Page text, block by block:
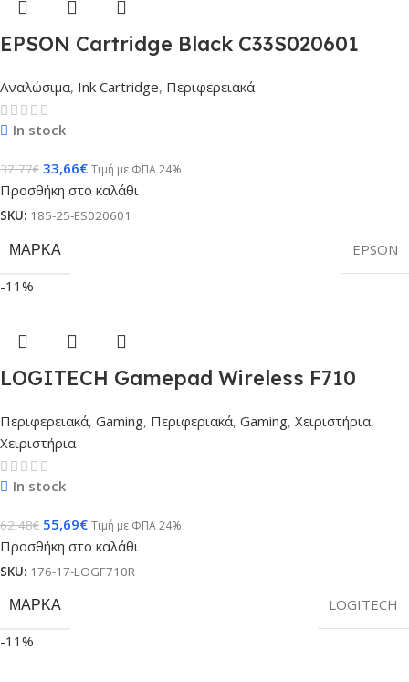
EPSON Cartridge Black C33S020601
Αναλώσιμα, Ink Cartridge, Περιφερειακά
In stock
37,77€ 33,66€ Τιμή με ΦΠΑ 24%
Προσθήκη στο καλάθι
SKU: 185-25-ES020601
ΜΆΡΚΑ
EPSON
-11%
LOGITECH Gamepad Wireless F710
Περιφερειακά, Gaming, Περιφεριακά, Gaming, Χειριστήρια,
Χειριστήρια
In stock
62,48€ 55,69€ Τιμή με ΦΠΑ 24%
Προσθήκη στο καλάθι
SKU: 176-17-LOGF710R
ΜΆΡΚΑ
LOGITECH
-11%